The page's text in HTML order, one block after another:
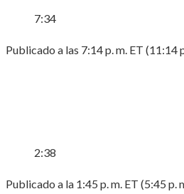
7:34
Publicado a las 7:14 p. m. ET
2:38
Publicado a la 1:45 p. m. ET (5:45